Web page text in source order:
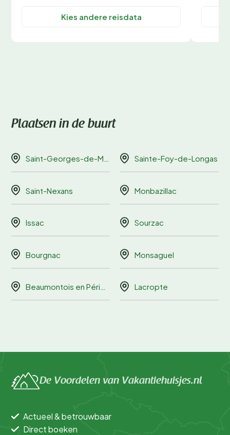
Kies andere reisdata
Plaatsen in de buurt
Saint-Georges-de-Montclard Sainte-Foy-de-Longas
Saint-Nexans Monbazillac
Issac Sourzac
Bourgnac Monsaguel
Beaumontois en Périgord Lacropte
De Voordelen van Vakantiehuisjes.nl
Actueel & betrouwbaar
Direct boeken